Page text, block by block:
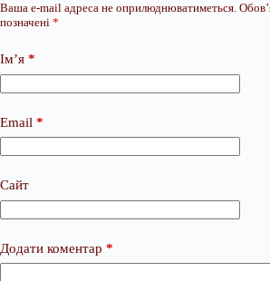
Ваша e-mail адреса не оприлюднюватиметься.
позначені *
Ім’я *
Email *
Сайт
Додати коментар *